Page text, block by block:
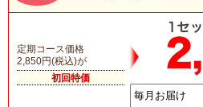
定期コース価格
2,850円(税込)が
初回特価